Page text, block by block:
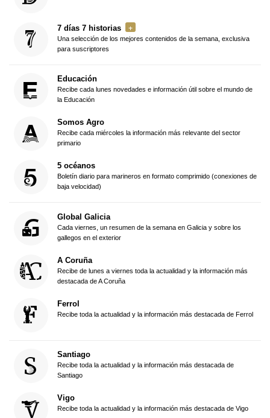
7 días 7 historias
Una selección de los mejores contenidos de la semana, exclusiva
para suscriptores
Educación
Recibe cada lunes novedades e información útil sobre el mundo de
la Educación
Somos Agro
Recibe cada miércoles la información más relevante del sector
primario
5 océanos
Boletín diario para marineros en formato comprimido (conexiones de
baja velocidad)
Global Galicia
Cada viernes, un resumen de la semana en Galicia y sobre los
gallegos en el exterior
A Coruña
Recibe de lunes a viernes toda la actualidad y la información más
destacada de A Coruña
Ferrol
Recibe toda la actualidad y la información más destacada de Ferrol
Santiago
Recibe toda la actualidad y la información más destacada de
Santiago
Vigo
Recibe toda la actualidad y la información más destacada de Vigo